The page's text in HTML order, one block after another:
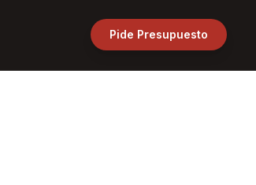
Pide Presupuesto